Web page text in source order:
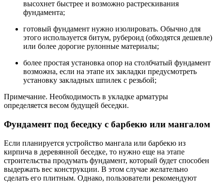
высохнет быстрее и возможно растрескивания
фундамента;
готовый фундамент нужно изолировать. Обычно для
этого используется битум, рубероид (обходятся дешевле)
или более дорогие рулонные материалы;
более простая установка опор на столбчатый фундамент
возможна, если на этапе их закладки предусмотреть
установку закладных шпилек с резьбой;
Примечание. Необходимость в укладке арматуры
определяется весом будущей беседки.
Фундамент под беседку с барбекю или мангалом
Если планируется устройство мангала или барбекю из
кирпича в деревянной беседке, то нужно еще на этапе
строительства продумать фундамент, который будет способен
выдержать вес конструкции. В этом случае желательно
сделать его плитным. Однако, пользователи рекомендуют